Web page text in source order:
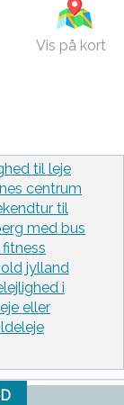
Vis på kort
til leje
centrum
til
med bus
jylland
i
eller